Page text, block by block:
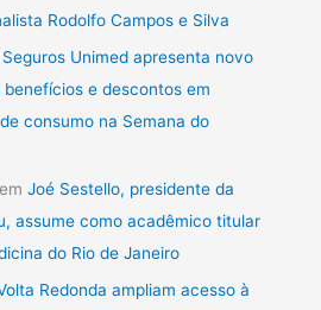
Rodolfo Campos e Silva
Seguros Unimed apresenta novo
e descontos em
consumo na Semana do
emJoé Sestello, presidente da
assume como acadêmico titular
do Rio de Janeiro
Redonda ampliam acesso à